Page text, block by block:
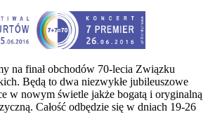
na finał obchodów 70-lecia Związku
Będą to dwa niezwykłe jubileuszowe
w nowym świetle jakże bogatą i oryginalną
Całość odbędzie się w dniach 19-26